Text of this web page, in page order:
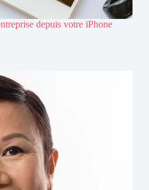
depuis votre iPhone